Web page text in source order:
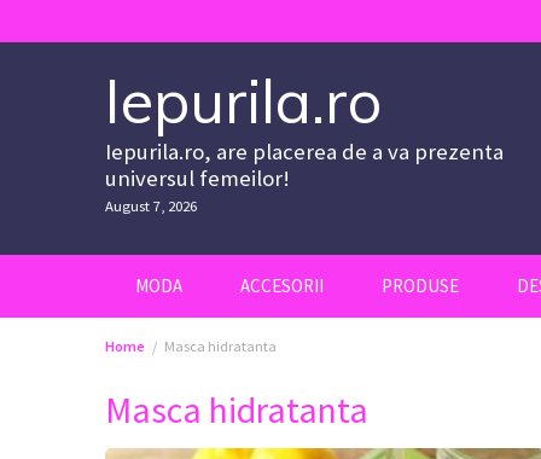
to
Iepurila.ro
Iepurila.ro, are placerea de a va prezenta
universul femeilor!
August 7, 2026
MODA ACCESORII PRODUSE
Home Masca hidratanta
Masca hidratanta